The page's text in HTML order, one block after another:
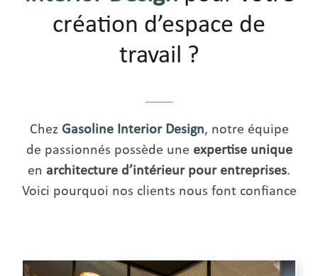
création d’espace de
travail ?
Chez GasolineInterior Design, notre équipe
de passionnés possède une expertise unique
en architecture d’intérieur pour entreprises.
Voici pourquoi nos clients nous font confiance